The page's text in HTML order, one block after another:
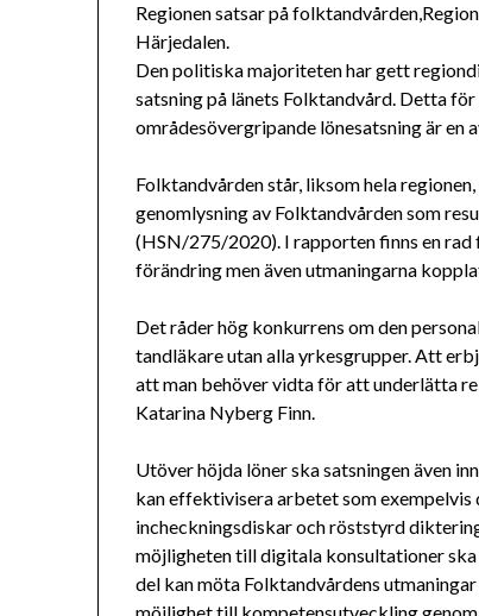
Regionen satsar på
Härjedalen.
Den politiska majoriteten har gett
satsning på länets Folktandvård. Detta
områdesövergripande lönesatsning är en
Folktandvården står, liksom hela
genomlysning av Folktandvården som
(HSN/275/2020). I rapporten finns en
förändring men även utmaningarna
Det råder hög konkurrens om den
tandläkare utan alla yrkesgrupper. Att
att man behöver vidta för att underlätta
Katarina Nyberg Finn.
Utöver höjda löner ska satsningen även
kan effektivisera arbetet som
incheckningsdiskar och röststyrd
möjligheten till digitala konsultationer
del kan möta Folktandvårdens